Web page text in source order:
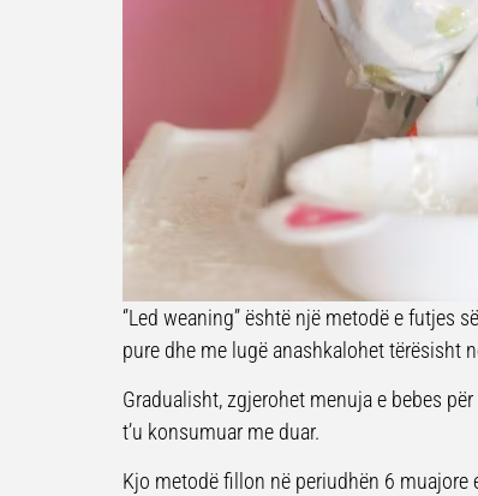
‘’Led weaning’’ është një metodë e
pure dhe me lugë anashkalohet tërësisht
Gradualisht, zgjerohet menuja e bebes
t’u konsumuar me duar.
Kjo metodë fillon në periudhën 6